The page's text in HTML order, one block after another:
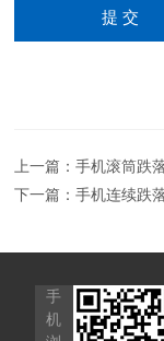
上一篇：手机滚筒跌
下一篇：手机连续跌
手
机